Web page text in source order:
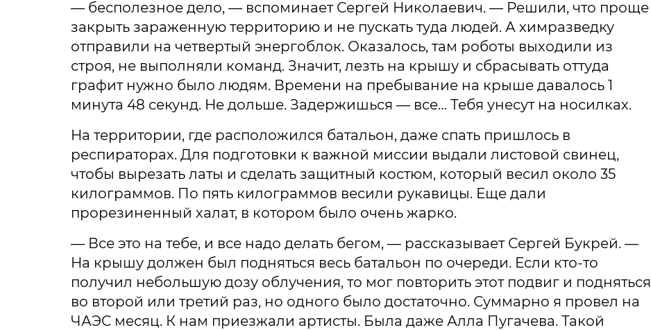
— бесполезное дело, — вспоминает Сергей Николаевич. — Решили, что проще
закрыть зараженную территорию и не пускать туда людей. А химразведку
отправили на четвертый энергоблок. Оказалось, там роботы выходили из
строя, не выполняли команд. Значит, лезть на крышу и сбрасывать оттуда
графит нужно было людям. Времени на пребывание на крыше давалось 1
минута 48 секунд. Не дольше. Задержишься — все… Тебя унесут на носилках.
На территории, где расположился батальон, даже спать пришлось в
респираторах. Для подготовки к важной миссии выдали листовой свинец,
чтобы вырезать латы и сделать защитный костюм, который весил около 35
килограммов. По пять килограммов весили рукавицы. Еще дали
прорезиненный халат, в котором было очень жарко.
— Все это на тебе, и все надо делать бегом, — рассказывает Сергей Букрей. —
На крышу должен был подняться весь батальон по очереди. Если кто-то
получил небольшую дозу облучения, то мог повторить этот подвиг и подняться
во второй или третий раз, но одного было достаточно. Суммарно я провел на
ЧАЭС месяц. К нам приезжали артисты. Была даже Алла Пугачева. Такой